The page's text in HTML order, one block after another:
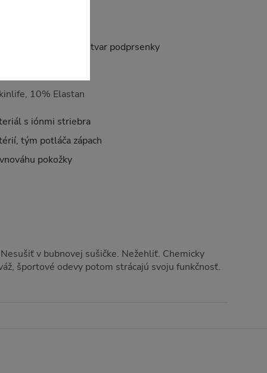
pomáha držať tvar podprsenky
10% Elastan
s iónmi striebra
tým potláča zápach
pokožky
v bubnovej sušičke. Nežehliť. Chemicky
športové odevy potom strácajú svoju funkčnosť.